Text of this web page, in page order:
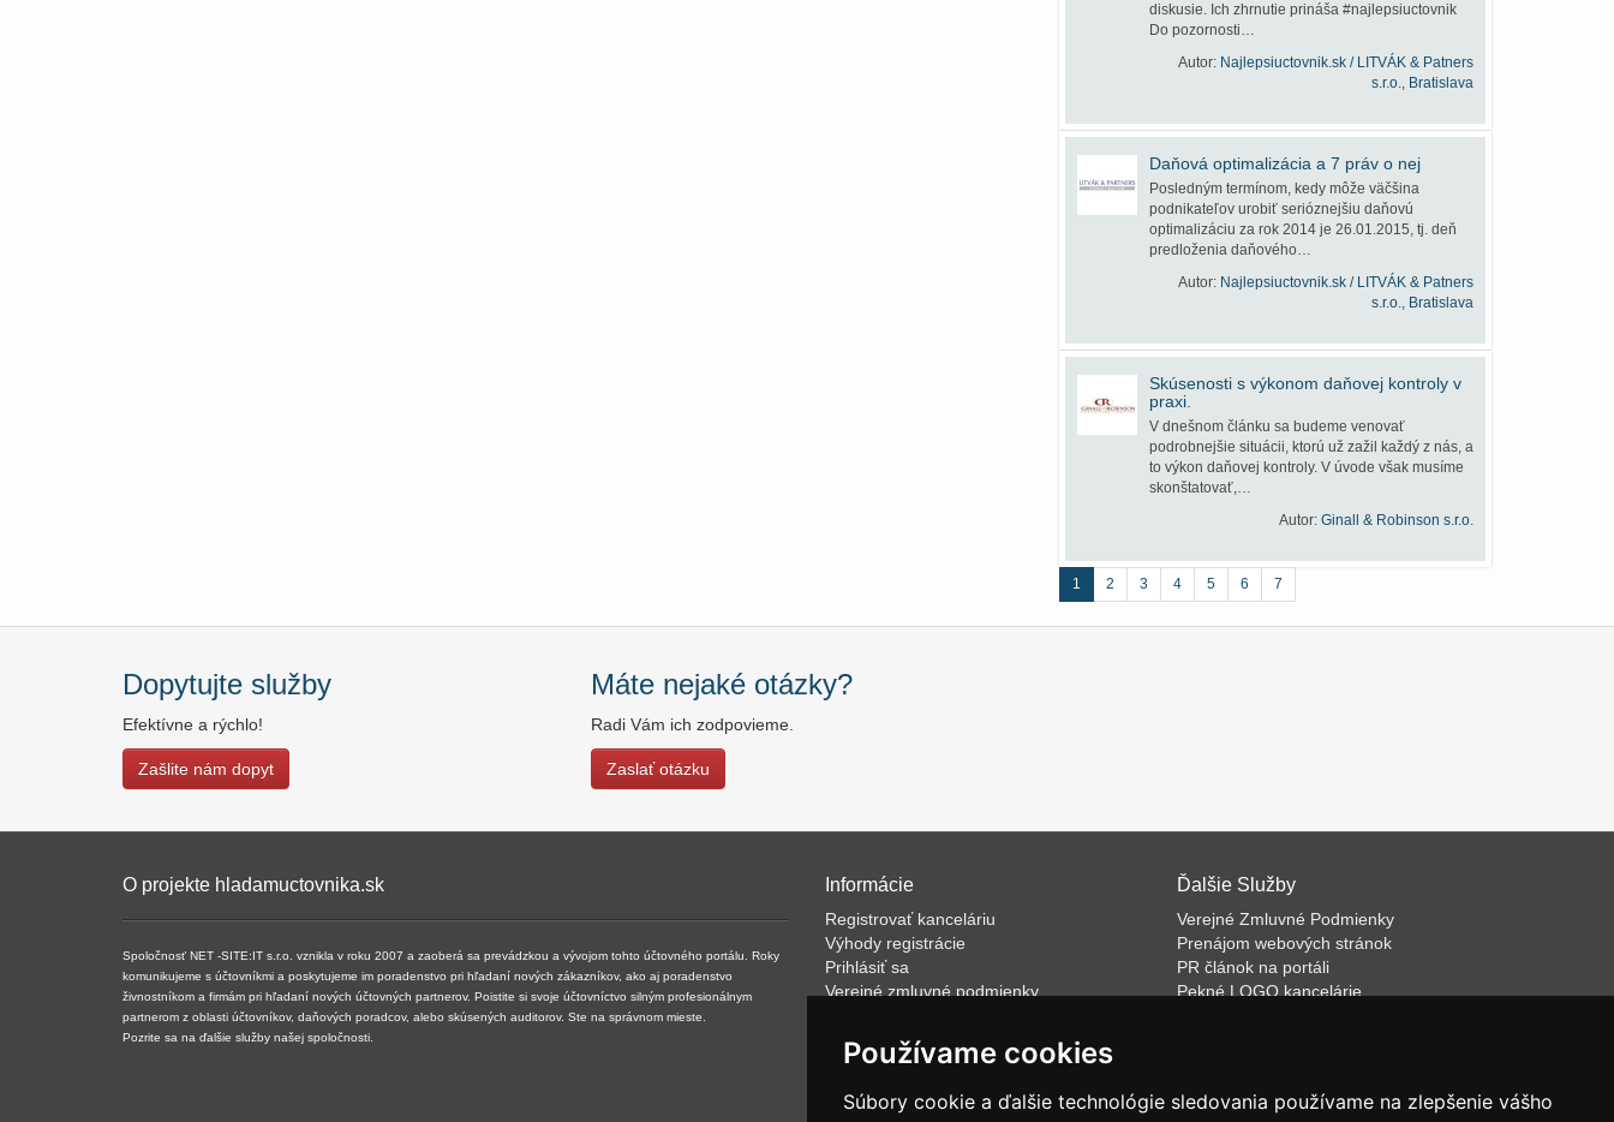
Používame cookies
Súbory cookie a ďalšie technológie sledovania používame na zlepšenie vášho
diskusie. Ich zhrnutie prináša #najlepsiuctovnik
Do pozornosti…
Autor: Najlepsiuctovnik.sk / LITVÁK & Patners
s.r.o., Bratislava
Daňová optimalizácia a 7 práv o nej
Posledným termínom, kedy môže väčšina
podnikateľov urobiť serióznejšiu daňovú
optimalizáciu za rok 2014 je 26.01.2015, tj. deň
predloženia daňového…
Autor: Najlepsiuctovnik.sk / LITVÁK & Patners
s.r.o., Bratislava
Skúsenosti s výkonom daňovej kontroly v
praxi.
V dnešnom článku sa budeme venovať
podrobnejšie situácii, ktorú už zažil každý z nás, a
to výkon daňovej kontroly. V úvode však musíme
skonštatovať,…
Autor: Ginall & Robinson s.r.o.
1 2 3 4 5 6 7
Dopytujte služby
Efektívne a rýchlo!
Zašlite nám dopyt
Máte nejaké otázky?
Radi Vám ich zodpovieme.
Zaslať otázku
O projekte hladamuctovnika.sk
Spoločnosť NET -SITE:IT s.r.o. vznikla v roku 2007 a ​​zaoberá sa prevádzkou a vývojom tohto účtovného portálu. Roky
komunikujeme s účtovníkmi a poskytujeme im poradenstvo pri hľadaní nových zákazníkov, ako aj poradenstvo
živnostníkom a firmám pri hľadaní nových účtovných partnerov. Poistite si svoje účtovníctvo silným profesionálnym
partnerom z oblasti účtovníkov, daňových poradcov, alebo skúsených auditorov. Ste na správnom mieste.
Pozrite sa na ďalšie služby našej spoločnosti.
Informácie
Registrovať kanceláriu
Výhody registrácie
Prihlásiť sa
Verejné zmluvné podmienky
VOP
FAQ
Rýchle vyhľadávanie
Ďalšie Služby
Verejné Zmluvné Podmienky
Prenájom webových stránok
PR článok na portáli
Pekné LOGO kancelárie